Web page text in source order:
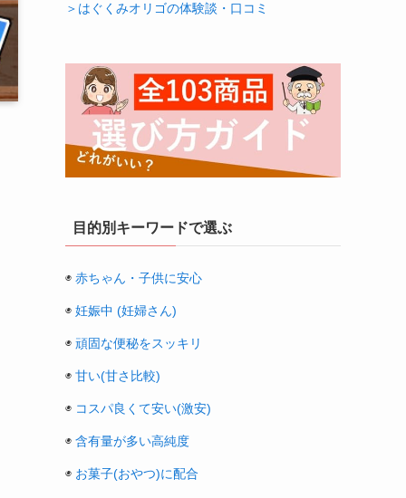
＞はぐくみオリゴの体験談・口コミ
目的別キーワードで選ぶ
◉ 赤ちゃん・子供に安心
◉ 妊娠中 (妊婦さん)
◉ 頑固な便秘をスッキリ
◉ 甘い(甘さ比較)
◉ コスパ良くて安い(激安)
◉ 含有量が多い高純度
◉ お菓子(おやつ)に配合